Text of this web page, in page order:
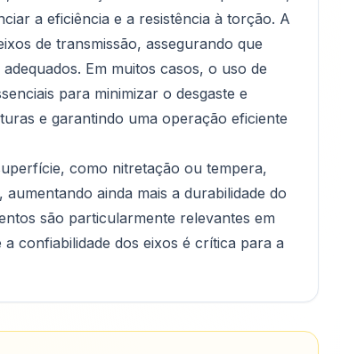
a eficiência e a resistência à torção. A
de transmissão, assegurando que
Em muitos casos, o uso de
para minimizar o desgaste e
e garantindo uma operação eficiente
como nitretação ou tempera,
ainda mais a durabilidade do
são particularmente relevantes em
confiabilidade dos eixos é crítica para a